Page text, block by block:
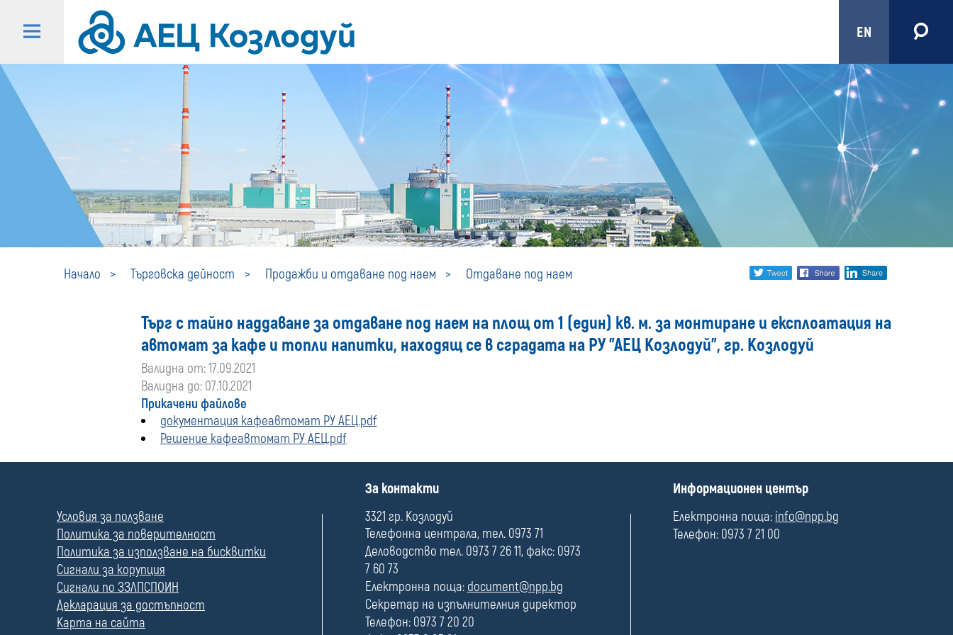
EN
Начало Търговска дейност Продажби и отдаване под наем Отдаване под наем
Отдаване
под
наем
Share
media
twitter facebook
Търг с тайно наддаване за отдаване под наем на площ от 1 (един) кв. м. за монтиране и експлоатация на
автомат за кафе и топли напитки, находящ се в сградата на РУ "АЕЦ Козлодуй", гр. Козлодуй
Валидна от: 17.09.2021
Валидна до: 07.10.2021
Прикачени файлове
документация кафеавтомат РУ АЕЦ.pdf
Решение кафеавтомат РУ АЕЦ.pdf
л
е
Условия за ползване
Политика за поверителност
Политика за използване на бисквитки
Сигнали за корупция
Сигнали по ЗЗЛПСПОИН
Декларация за достъпност
Карта на сайта
П
л
е
За контакти
3321 гр. Козлодуй
Телефонна централа, тел. 0973 71
Деловодство тел. 0973 7 26 11, факс: 0973
7 60 73
Електронна поща: document@npp.bg
Секретар на изпълнителния директор
Телефон: 0973 7 20 20
П
л
е
Информационен център
Електронна поща: info@npp.bg
Телефон: 0973 7 21 00